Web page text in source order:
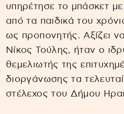
υπηρέτησε το μπάσκετ
από τα παιδικά του
ως προπονητής. Αξίζει
Νίκος Τούλης, ήταν ο
θεμελιωτής της
διοργάνωσης τα
στέλεχος του Δήμου